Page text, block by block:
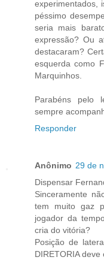
experimentados,
péssimo
seria mais
expressão? Ou
destacaram?
esquerda como
Marquinhos.
Parabéns pelo
sempre
Responder
Anônimo 29 de
Dispensar
Sinceramente
tem muito gaz
jogador da
cria do vitória?
Posição de
DIRETORIA